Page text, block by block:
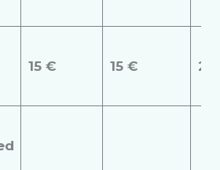
15 € 15 € 20